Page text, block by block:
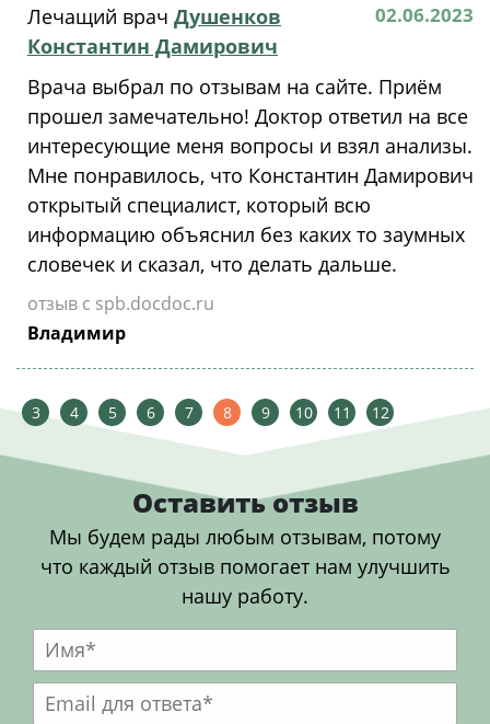
Лечащий врач Душенков
Константин Дамирович
02.06.2023
Врача выбрал по отзывам на сайте. Приём
прошел замечательно! Доктор ответил на все
интересующие меня вопросы и взял анализы.
Мне понравилось, что Константин Дамирович
открытый специалист, который всю
информацию объяснил без каких то заумных
словечек и сказал, что делать дальше.
отзыв с spb.docdoc.ru
Владимир
3 4 5 6 7 8 9 10 11 12
Оставить отзыв
Мы будем рады любым отзывам, потому
что каждый отзыв помогает нам улучшить
нашу работу.